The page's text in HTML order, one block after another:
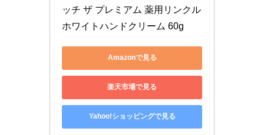
ッチ ザ プレミアム 薬用リンクル
ホワイトハンドクリーム 60g
Amazonで見る
楽天市場で見る
Yahoo!ショッピングで見る